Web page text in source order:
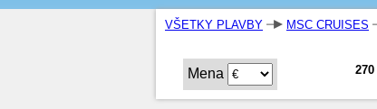
VŠETKY PLAVBY MSC CRUISES
Mena 270